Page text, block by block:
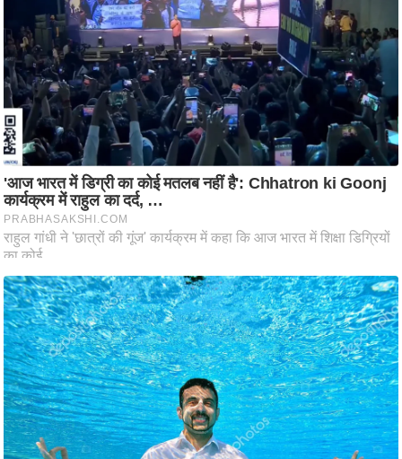
ति
वि
श्ले
ष
ण
स
म
सा
म
यि
क
मा
तृ
भू
मि
स्तं
भ
ए